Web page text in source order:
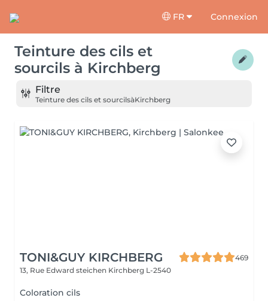
FR Connexion
Teinture des cils et
sourcils à Kirchberg
Filtre
Teinture des cils et sourcilsàKirchberg
TONI&GUY KIRCHBERG
469
13, Rue Edward steichen Kirchberg L-2540
Coloration cils